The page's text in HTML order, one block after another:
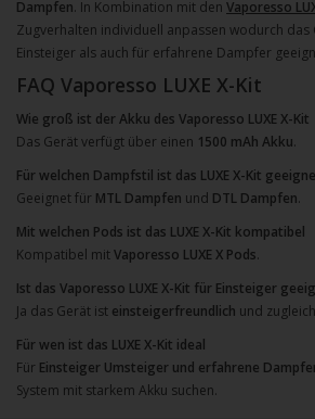
Dampfen. In Kombination mit den Vaporesso
Zugverhalten individuell anpassen wodurch das
Einsteiger als auch für erfahrene Dampfer
FAQ Vaporesso LUXE X-Kit
Wie groß ist der Akku des Vaporesso LUXE X-Kit
Das Gerät verfügt über einen 1500 mAh Akku.
Für welchen Dampfstil ist das LUXE X-Kit
Geeignet für MTL Dampfen und DTL Dampfen.
Mit welchen Pods ist das LUXE X-Kit kompatibel
Kompatibel mitVaporesso LUXE X Pods.
Ist das Vaporesso LUXE X-Kit für Einsteiger
Ja das Gerät ist einsteigerfreundlich und
Für wen ist das LUXE X-Kit ideal
Für Einsteiger Umsteiger und erfahrene
System mit starkem Akku suchen.